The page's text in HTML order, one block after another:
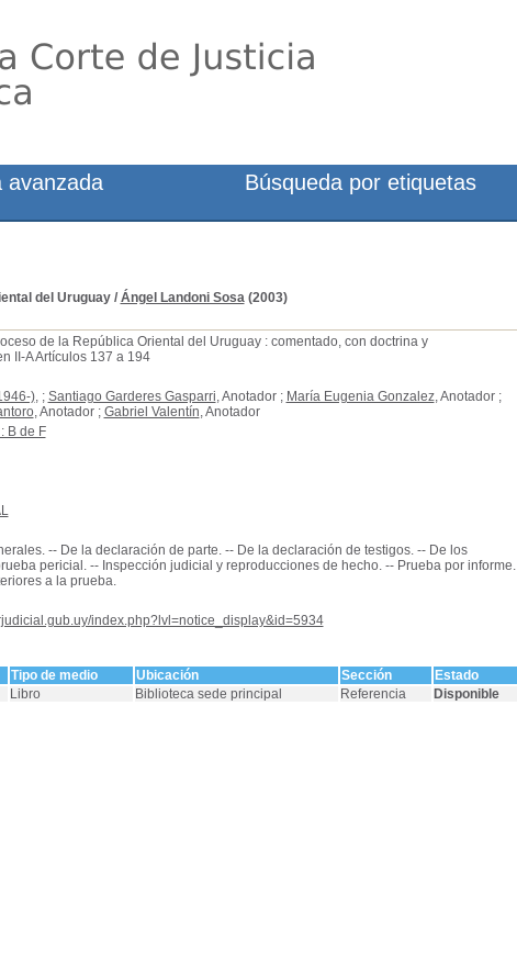
del Uruguay/ Ángel Landoni Sosa(2003)
de la República Oriental del Uruguay : comentado, con doctrina y
II-A Artículos 137 a 194
), ; Santiago Garderes Gasparri, Anotador ; María Eugenia Gonzalez, Anotador ;
, Anotador ; Gabriel Valentín, Anotador
B de F
-- De la declaración de parte. -- De la declaración de testigos. -- De los
pericial. -- Inspección judicial y reproducciones de hecho. -- Prueba por informe.
a la prueba.
index.php?lvl=notice_display&id=5934
Tipo de medio Ubicación Sección
Estado
Libro Biblioteca sede principal Referencia Disponible
avanzada Búsqueda por etiquetas